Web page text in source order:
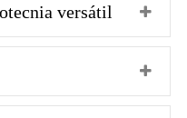
versátil